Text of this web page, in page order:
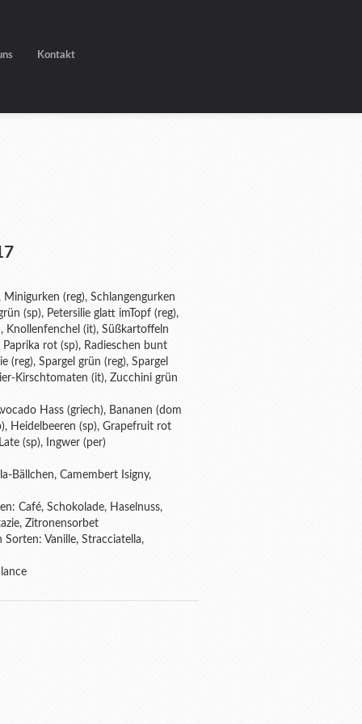
Kontakt
(reg), Schlangengurken
(sp), Petersilie glatt imTopf (reg),
Knollenfenchel (it), Süßkartoffeln
rot (sp), Radieschen bunt
(reg), Spargel grün (reg), Spargel
Kirschtomaten (it), Zucchini grün
Hass (griech), Bananen (dom
Heidelbeeren (sp), Grapefruit rot
(sp), Ingwer (per)
Bällchen, Camembert Isigny,
Café, Schokolade, Haselnuss,
Zitronensorbet
Vanille, Stracciatella,